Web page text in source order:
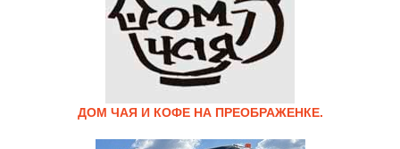
ДОМ ЧАЯ И КОФЕ НА ПРЕОБРАЖЕНКЕ.